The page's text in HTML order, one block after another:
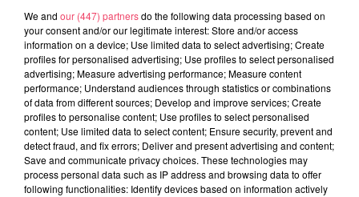
MAGSPORT SOIR 49 07/08/26
We and our (447) partnersdo the following data processing based on
your consent and/or our legitimate interest: Store and/or access
information on a device; Use limited data to select advertising; Create
profiles for personalised advertising; Use profiles to select personalised
advertising; Measure advertising performance; Measure content
performance; Understand audiences through statistics or combinations
of data from different sources; Develop and improve services; Create
profiles to personalise content; Use profiles to select personalised
content; Use limited data to select content; Ensure security, prevent and
detect fraud, and fix errors; Deliver and present advertising and content;
Save and communicate privacy choices. These technologies may
process personal data such as IP address and browsing data to offer
following functionalities: Identify devices based on information actively